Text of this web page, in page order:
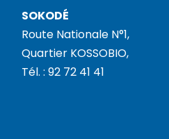
SOKODÉ
Route Nationale N°1,
Quartier KOSSOBIO,
Tél. : 92 72 41 41